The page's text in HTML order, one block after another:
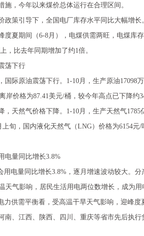
，今年以来煤价总体运行在合理区间。
策引导下，全国电厂库存水平同比大幅增长
度夏期间（6-8月），电煤供需两旺，电煤库
，比去年同期增加了约1倍。
荡下行
原油震荡下行。1-10月，生产原油17098
岸价格为87.41美元/桶，较今年高点已下降约
然气价格下降。1-10月，生产天然气1785
旬，国内液化天然气（LNG）价格为6154
量同比增长3.8%
电量同比增长3.8%，逐月增速波动较大。分
天气影响，居民生活用电两位数增长，成为
力供需平衡看，受高温干旱天气影响，迎峰
南、江西、陕西、四川、重庆等省市先后执